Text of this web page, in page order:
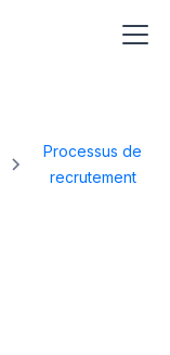
Processus de
recrutement